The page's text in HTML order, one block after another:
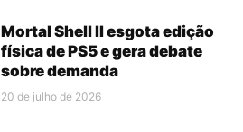
Mortal Shell II esgota edição
física de PS5 e gera debate
sobre demanda
20 de julho de 2026